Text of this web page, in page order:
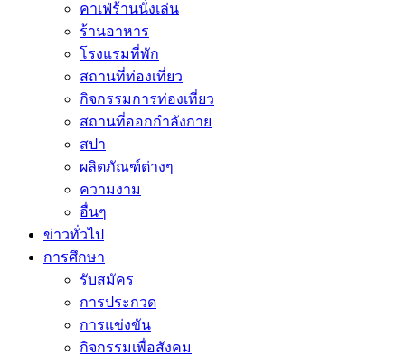
คาเฟ่ร้านนั่งเล่น
ร้านอาหาร
โรงแรมที่พัก
สถานที่ท่องเที่ยว
กิจกรรมการท่องเที่ยว
สถานที่ออกกำลังกาย
สปา
ผลิตภัณฑ์ต่างๆ
ความงาม
อื่นๆ
ข่าวทั่วไป
การศึกษา
รับสมัคร
การประกวด
การแข่งขัน
กิจกรรมเพื่อสังคม